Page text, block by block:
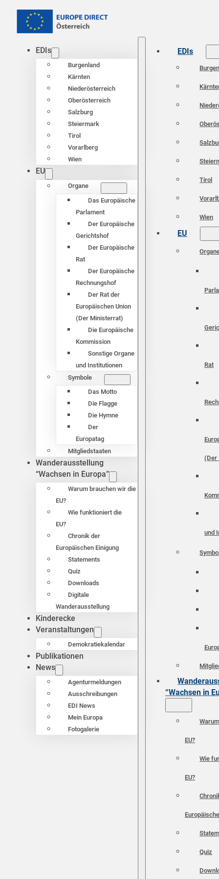
EDIs
Burgenland
Kärnten
Niederösterreich
Oberösterreich
Salzburg
Steiermark
Tirol
Vorarlberg
Wien
EU
Organe
Das Europäische
Parlament
Der Europäische
Gerichtshof
Der Europäische
Rat
Der Europäische
Rechnungshof
Der Rat der
Europäischen Union
(Der Ministerrat)
Die Europäische
Kommission
Sonstige Organe
und Institutionen
Symbole
Das Motto
Die Flagge
Die Hymne
Der
Europatag
Mitgliedstaaten
Wanderausstellung
“Wachsen in Europa”
Warum brauchen wir die
EU?
Wie funktioniert die
EU?
Chronik der
Europäischen Einigung
Statements
Quiz
Downloads
Digitale
Wanderausstellung
Kinderecke
Veranstaltungen
Demokratiekalendar
Publikationen
News
Agenturmeldungen
Ausschreibungen
EDI News
Mein Europa
Fotogalerie
EDIs
Tirol
Wien
EU
Rat
(Der
und
“Wachsen in
EU?
Wie
EU?
Quiz